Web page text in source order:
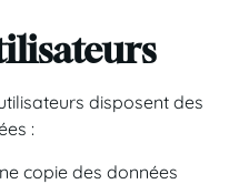
disposent des
:
copie des données